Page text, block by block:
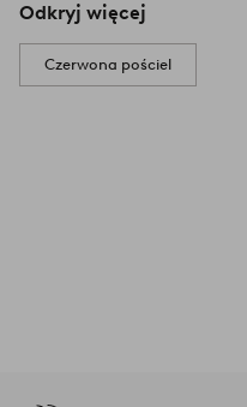
Odkryj więcej
Czerwona pościel